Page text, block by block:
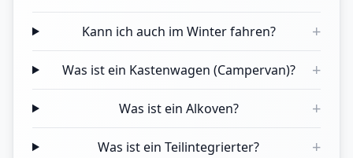
Kann ich auch im Winter fahren? +
Was ist ein Kastenwagen (Campervan)? +
Was ist ein Alkoven? +
Was ist ein Teilintegrierter? +